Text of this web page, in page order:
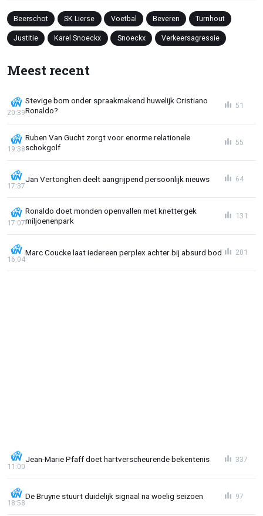
Beerschot SK Lierse Voetbal Beveren Turnhout
Justitie Karel Snoeckx Snoeckx Verkeersagressie
Meest recent
Stevige bom onder spraakmakend huwelijk Cristiano
Ronaldo?
20:39
51
Ruben Van Gucht zorgt voor enorme relationele
schokgolf
19:38
55
Jan Vertonghen deelt aangrijpend persoonlijk nieuws
17:37
64
Ronaldo doet monden openvallen met knettergek
miljoenenpark
17:07
131
Marc Coucke laat iedereen perplex achter bij absurd bod
16:04
201
Jean-Marie Pfaff doet hartverscheurende bekentenis
11:00
337
De Bruyne stuurt duidelijk signaal na woelig seizoen
18:58
97